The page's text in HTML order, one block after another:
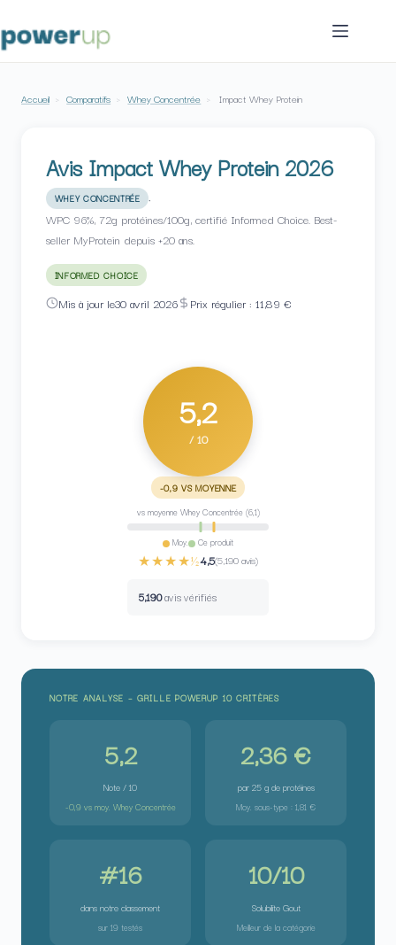
au
contenu
Accueil › Comparatifs › Whey Concentrée › Impact Whey Protein
Avis Impact Whey Protein 2026
WHEY CONCENTRÉE
·
WPC 96%, 72g protéines/100g, certifié Informed Choice. Best-
seller MyProtein depuis +20 ans.
INFORMED CHOICE
Mis à jour le30 avril 2026 Prix régulier : 11,89 €
5,2
/ 10
-0,9 VS MOYENNE
vs moyenne Whey Concentrée (6,1)
Moy. Ce produit
★★★★½4,5(5,190 avis)
5,190avis vérifiés
NOTRE ANALYSE – GRILLE POWERUP 10 CRITÈRES
5,2
Note / 10
-0,9 vs moy. Whey Concentrée
2,36 €
par 25 g de protéines
Moy. sous-type : 1,81 €
#16
dans notre classement
sur 19 testés
10/10
Solubilite Gout
Meilleur de la catégorie